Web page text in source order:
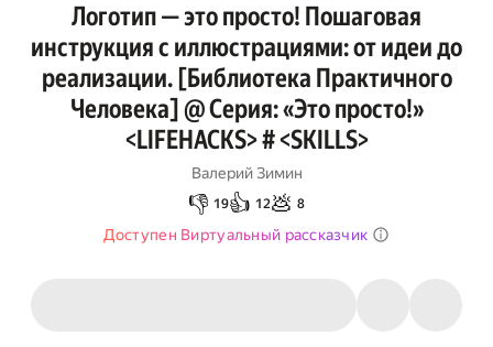
Логотип — это просто! Пошаговая
инструкция с иллюстрациями: от идеи до
реализации. [Библиотека Практичного
Человека] @ Серия: «Это просто!»
<LIFEHACKS> # <SKILLS>
Валерий Зимин
👎 19👍 12💩 8
Доступен Виртуальный рассказчик